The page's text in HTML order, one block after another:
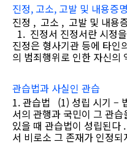
진정, 고소, 고발 및 내용증
진정 , 고소 , 고발 및 내용
1. 진정서 진정서란 시정
진정은 형사기관 등에 타인
의 범죄행위로 인한 자신의
관습법과 사실인 관습
1. 관습법 (1) 성립 시기 –
서의 관행과 국민이 그 관
있을 때 관습법이 성립된다
서 비로소 그 존재가 인정되